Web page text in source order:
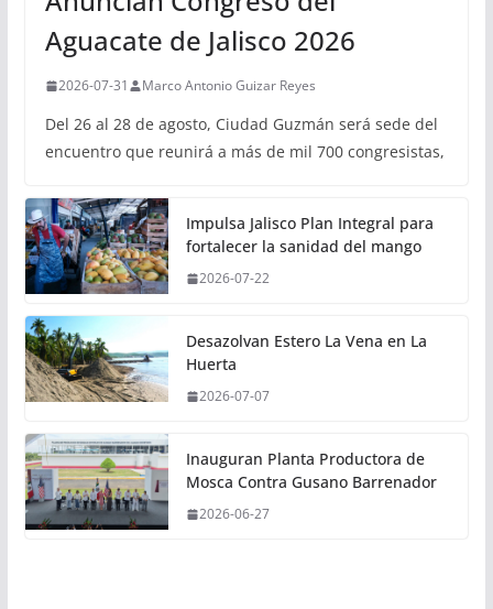
Aguacate de Jalisco 2026
2026-07-31 Marco Antonio Guizar Reyes
Del 26 al 28 de agosto, Ciudad Guzmán será sede del
encuentro que reunirá a más de mil 700 congresistas,
Impulsa Jalisco Plan Integral para
fortalecer la sanidad del mango
2026-07-22
Desazolvan Estero La Vena en La
Huerta
2026-07-07
Inauguran Planta Productora de
Mosca Contra Gusano Barrenador
2026-06-27